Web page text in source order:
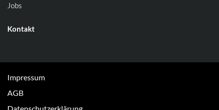
Jobs
Kontakt
Impressum
AGB